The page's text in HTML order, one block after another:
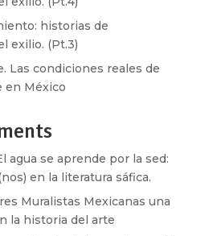
historias de
exilio. (Pt.3)
Las condiciones reales de
en México
agua se aprende por la sed:
en la literatura sáfica.
Muralistas Mexicanas una
la historia del arte